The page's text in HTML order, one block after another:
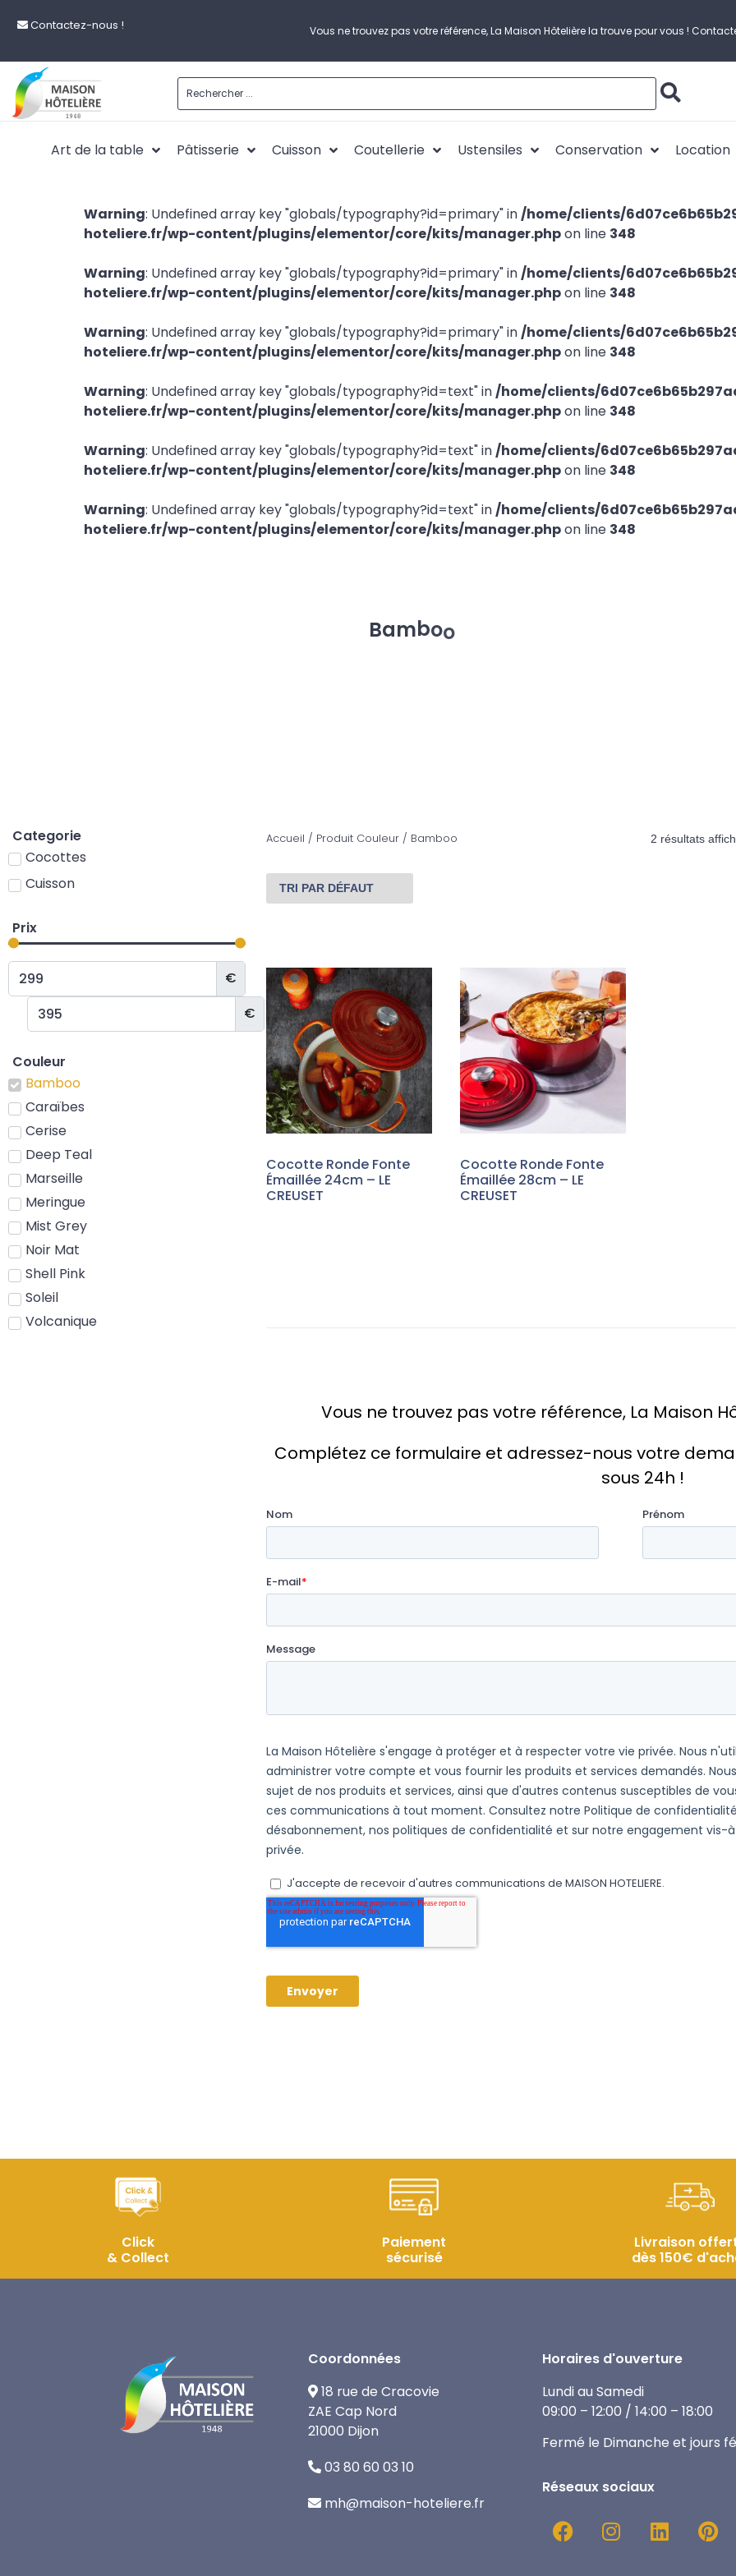
Contactez-nous ! Vous ne trouvez pas votre référence, La Maison Hôtelière la trouve pour vous !
Art de la table Pâtisserie Cuisson Coutellerie Ustensiles Conservation Location
Warning: Undefined array key "globals/typography?id=primary" in/home/clients/
hoteliere.fr/wp-content/plugins/elementor/core/kits/manager.phpon line 348
Warning: Undefined array key "globals/typography?id=primary" in/home/clients/
hoteliere.fr/wp-content/plugins/elementor/core/kits/manager.phpon line 348
Warning: Undefined array key "globals/typography?id=primary" in/home/clients/
hoteliere.fr/wp-content/plugins/elementor/core/kits/manager.phpon line 348
Warning: Undefined array key "globals/typography?id=text" in/home/clients/
hoteliere.fr/wp-content/plugins/elementor/core/kits/manager.phpon line 348
Warning: Undefined array key "globals/typography?id=text" in/home/clients/
hoteliere.fr/wp-content/plugins/elementor/core/kits/manager.phpon line 348
Warning: Undefined array key "globals/typography?id=text" in/home/clients/
hoteliere.fr/wp-content/plugins/elementor/core/kits/manager.phpon line 348
Bamboo
Categorie
Cocottes
Cuisson
Prix
€
€
Couleur
Bamboo
Caraïbes
Cerise
Deep Teal
Marseille
Meringue
Mist Grey
Noir Mat
Shell Pink
Soleil
Volcanique
Accueil / Produit Couleur / Bamboo 2 résultats
Cocotte Ronde Fonte
Émaillée 24cm – LE
CREUSET
Cocotte Ronde Fonte
Émaillée 28cm – LE
CREUSET
Click
& Collect
Paiement
sécurisé
Livraison
dès 150€
Coordonnées
18 rue de Cracovie
ZAE Cap Nord
21000 Dijon
03 80 60 03 10
mh@maison-hoteliere.fr
Horaires d'ouverture
Lundi au Samedi
09:00 – 12:00 / 14:00 – 18:00
Fermé le Dimanche et jours
Réseaux sociaux